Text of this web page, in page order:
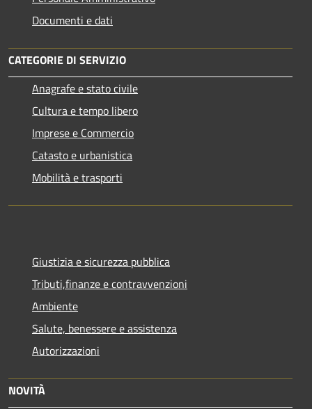
Documenti e dati
CATEGORIE DI SERVIZIO
Anagrafe e stato civile
Cultura e tempo libero
Imprese e Commercio
Catasto e urbanistica
Mobilità e trasporti
Giustizia e sicurezza pubblica
Tributi,finanze e contravvenzioni
Ambiente
Salute, benessere e assistenza
Autorizzazioni
NOVITÀ